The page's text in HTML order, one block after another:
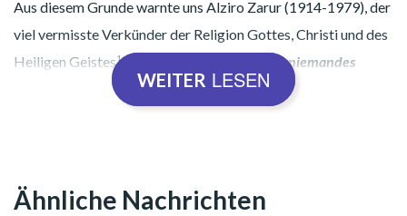
Aus diesem Grunde warnte uns Alziro Zarur (1914-1979), der
viel vermisste Verkünder der Religion Gottes, Christi und des
Heiligen Geistes¹: „Der Selbstmord beseitigt niemandes
und Depression überwindenmüssen. Wir werden zeigen,
WEITER LESEN
Ähnliche Nachrichten